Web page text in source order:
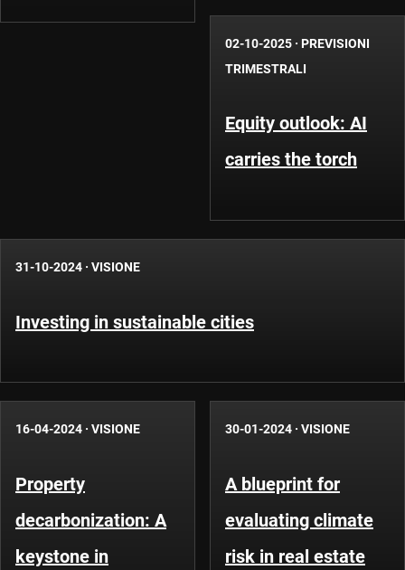
02-10-2025 · PREVISIONI
TRIMESTRALI
Equity outlook: AI
carries the torch
31-10-2024 · VISIONE
Investing in sustainable cities
16-04-2024 · VISIONE
Property
decarbonization: A
keystone in
30-01-2024 · VISIONE
A blueprint for
evaluating climate
risk in real estate